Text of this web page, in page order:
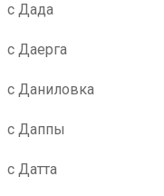
с Дада
с Даерга
с Даниловка
с Даппы
с Датта